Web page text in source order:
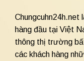
Chungcuhn24h.net
hàng đầu tại Việt
thông thị trường
các khách hàng